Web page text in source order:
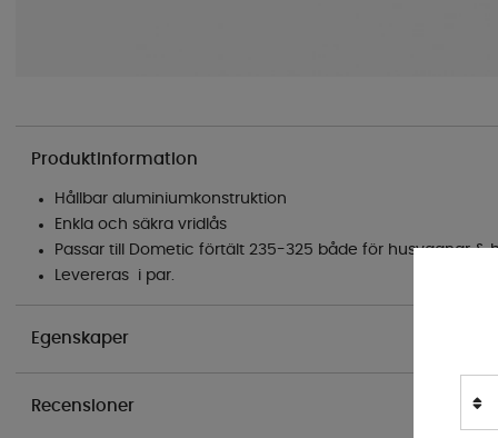
Produktinformation
Hållbar aluminiumkonstruktion
Enkla och säkra vridlås
Passar till Dometic förtält 235-325 både för husvagnar &
Levereras i par.
Egenskaper
Recensioner